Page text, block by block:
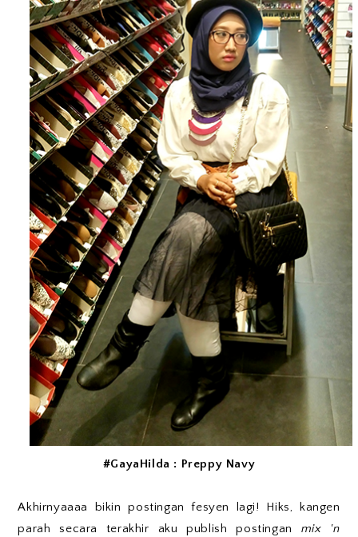
#GayaHilda : Preppy Navy
Akhirnyaaaa bikin postingan fesyen lagi! Hiks, kangen
parah secara terakhir aku publish postingan mix 'n